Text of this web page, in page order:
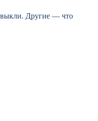
Другие — что